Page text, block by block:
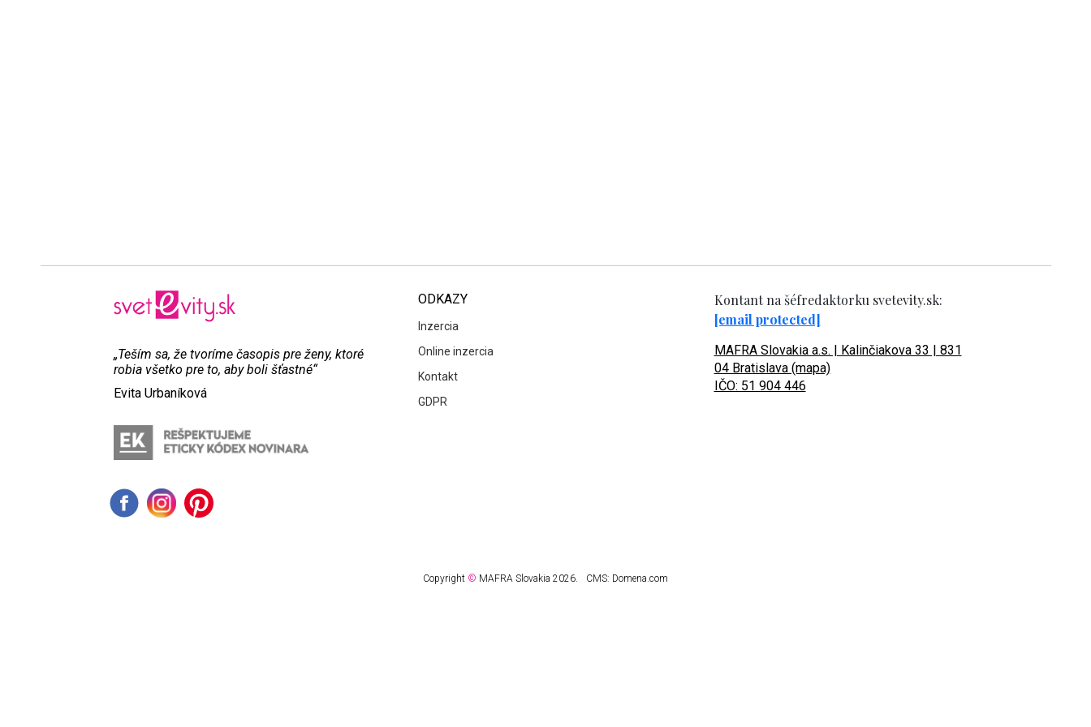
„Teším sa, že tvoríme časopis pre ženy, ktoré
robia všetko pre to, aby boli šťastné“
Evita Urbaníková
ODKAZY
Inzercia
Online inzercia
Kontakt
GDPR
Kontant na šéfredaktorku svetevity.sk:
[email protected]
MAFRA Slovakia a.s. | Kalinčiakova 33 | 831
04 Bratislava (mapa)
IČO: 51 904 446
Copyright © MAFRA Slovakia 2026. CMS: Domena.com